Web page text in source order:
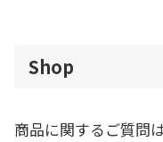
Shop
商品に関するご質問